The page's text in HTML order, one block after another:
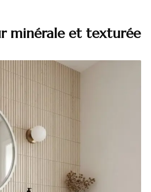
minérale et texturée